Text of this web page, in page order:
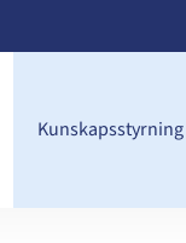
Kunskapsstyrning